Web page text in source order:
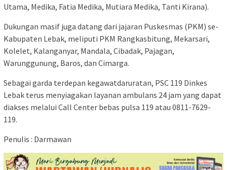
Utama, Medika, Fatia Medika, Mutiara Medika, Tanti Kirana).
​Dukungan masif juga datang dari jajaran Puskesmas (PKM) se-
Kabupaten Lebak, meliputi PKM Rangkasbitung, Mekarsari,
Kolelet, Kalanganyar, Mandala, Cibadak, Pajagan,
Warunggunung, Baros, dan Cimarga.
​Sebagai garda terdepan kegawatdaruratan, PSC 119 Dinkes
Lebak terus menyiagakan layanan ambulans 24 jam yang dapat
diakses melalui Call Center bebas pulsa 119 atau 0811-7629-
119.
​Penulis : Darmawan